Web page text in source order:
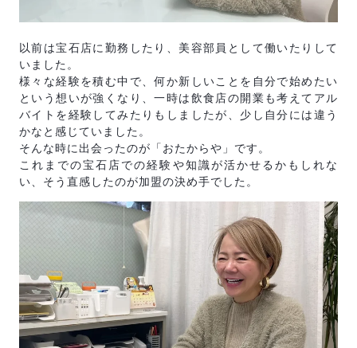
以前は宝石店に勤務したり、美容部員として働いたりして
いました。
様々な経験を積む中で、何か新しいことを自分で始めたい
という想いが強くなり、一時は飲食店の開業も考えてアル
バイトを経験してみたりもしましたが、少し自分には違う
かなと感じていました。
そんな時に出会ったのが「おたからや」です。
これまでの宝石店での経験や知識が活かせるかもしれな
い、そう直感したのが加盟の決め手でした。